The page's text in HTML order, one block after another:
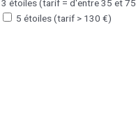
3 étoiles (tarif = d'entre 35 et 75
5 étoiles (tarif > 130 €)